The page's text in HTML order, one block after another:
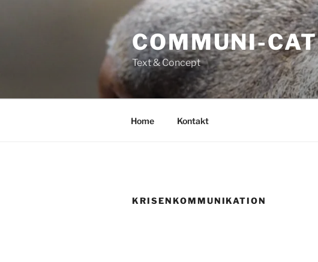
COMMUNI-CAT
Text & Concept
Home Kontakt
KRISENKOMMUNIKATION